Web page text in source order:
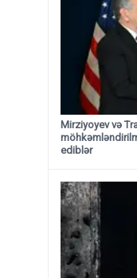
Mirziyoyev və
ediblər